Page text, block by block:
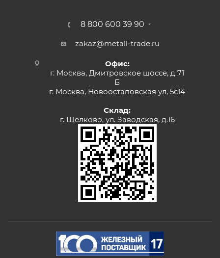
8 800 600 39 90
zakaz@metall-trade.ru
Офис:
г. Москва, Дмитровское шоссе, д 71
Б
г. Москва, Новоостаповская ул, 5с14
Склад:
г. Щелково, ул. Заводская, д.16